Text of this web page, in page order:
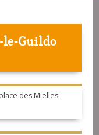
Guildo
des Mielles